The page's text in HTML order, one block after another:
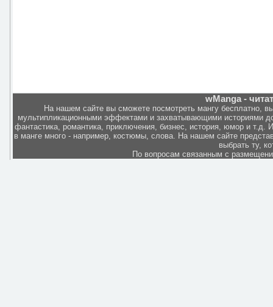
wManga -
На нашем сайте вы сможете посмотреть мангу бесплатно,
мультипликационными эффектами и захватывающими историями
фантастика, романтика, приключения, бизнес, история, юмор и
в манге много - например, костюмы, слова. На нашем сайте
выбрать ту,
По вопросам связанным с